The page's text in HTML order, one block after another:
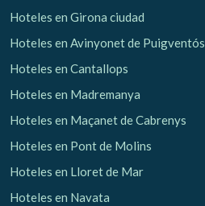
Hoteles en Girona ciudad
Hoteles en Avinyonet de Puigventós
Hoteles en Cantallops
Hoteles en Madremanya
Hoteles en Maçanet de Cabrenys
Hoteles en Pont de Molins
Hoteles en Lloret de Mar
Hoteles en Navata